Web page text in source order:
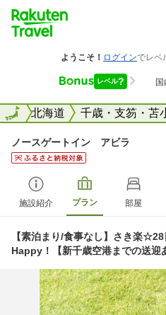
全国北海道 千歳・支笏・苫
全国
ノースゲートイン アビラ
施設紹介 プラン 部屋
【素泊まり/食事なし】さき楽
Happy！【新千歳空港までの送迎